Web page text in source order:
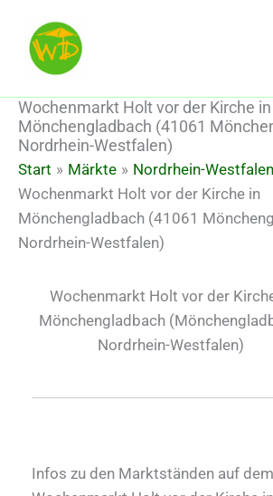
Inhalt
springen
Wochenmarkt Holt vor der Kirche in
Mönchengladbach (41061
Nordrhein-Westfalen)
Start Märkte
Nordrhein-Westfalen
Wochenmarkt Holt vor der Kirche in
Mönchengladbach (41061
Nordrhein-Westfalen)
Wochenmarkt Holt vor der
Mönchengladbach
Nordrhein-Westfalen)
Infos zu den Marktständen auf dem